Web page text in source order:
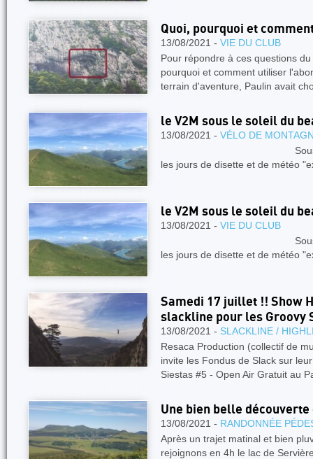
Quoi, pourquoi et
13/08/2021 - VIE DU CLUB
Pour répondre à ces questions
pourquoi et comment utiliser
terrain d'aventure, Paulin avait
le V2M sous le soleil du
13/08/2021 - VÉLO DE
Sous le soleil du
les jours de disette et de météo
le V2M sous le soleil du
13/08/2021 - VIE DU CLUB
Sous le soleil du
les jours de disette et de météo
Samedi 17 juillet !! Show
slackline pour les Groovy
13/08/2021 - SLACKLINE /
Resaca Production (collectif de
invite les Fondus de Slack sur
Siestas #5 - Open Air Gratuit au
Une bien belle découverte
13/08/2021 - RANDONNÉE
Après un trajet matinal et bien
rejoignons en 4h le lac de